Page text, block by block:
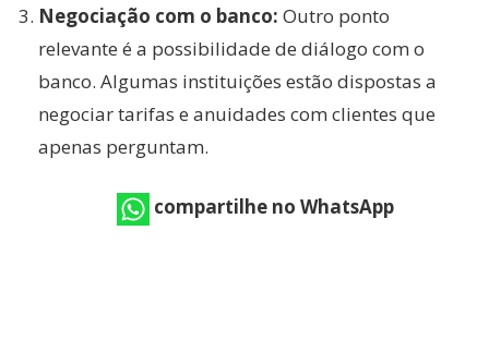
Negociação com o banco: Outro ponto
relevante é a possibilidade de diálogo com o
banco. Algumas instituições estão dispostas a
negociar tarifas e anuidades com clientes que
apenas perguntam.
compartilhe no WhatsApp